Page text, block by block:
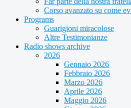
Corso avanzato su come
Programs
Guarigioni miracolose
Altre Testimonianze
Radio shows archive
2026
Gennaio 2026
Febbraio 2026
Marzo 2026
Aprile 2026
Maggio 2026